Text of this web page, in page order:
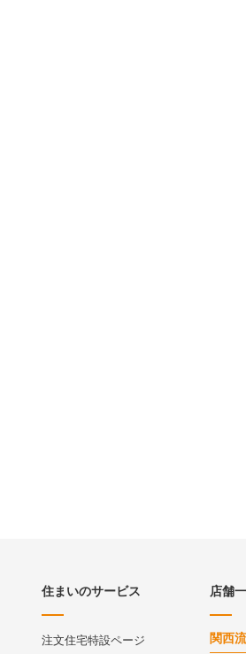
住まいのサービス
注文住宅特設ページ
店舗
関西